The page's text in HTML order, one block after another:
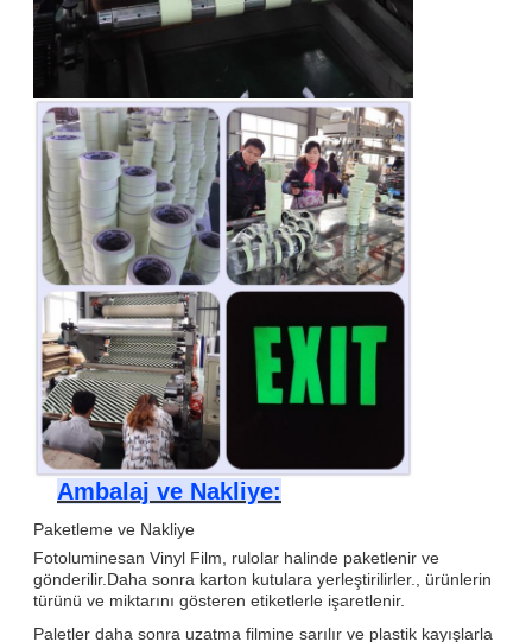
Ambalaj ve Nakliye:
Paketleme ve Nakliye
Fotoluminesan Vinyl Film, rulolar halinde paketlenir ve
gönderilir.Daha sonra karton kutulara yerleştirilirler., ürünlerin
türünü ve miktarını gösteren etiketlerle işaretlenir.
Paletler daha sonra uzatma filmine sarılır ve plastik kayışlarla